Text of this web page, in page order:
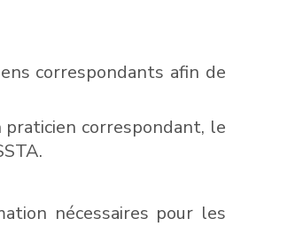
correspondants afin de
correspondant, le
nécessaires pour les